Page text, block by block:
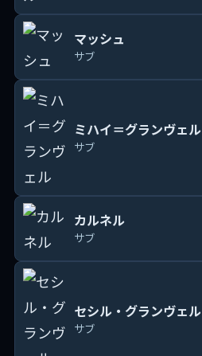
マッシュ
サブ
ミハイ＝グランヴェル
サブ
カルネル
サブ
セシル・グランヴェル
サブ